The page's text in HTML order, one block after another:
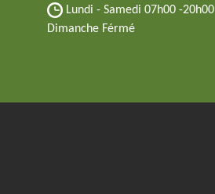
Lundi - Samedi 07h00 -20h00
Dimanche Férmé